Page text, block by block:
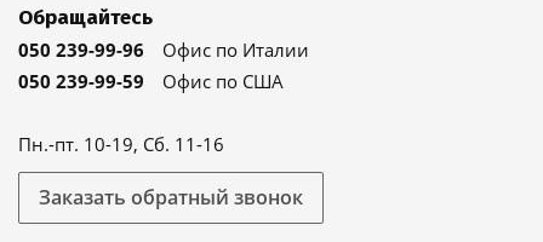
Обращайтесь
050 239-99-96
Офис по Италии
050 239-99-59
Офис по США
Пн.-пт. 10-19, Сб. 11-16
Заказать обратный звонок